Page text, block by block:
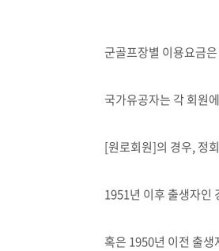
군골프장별 이용요금
국가유공자는 각 회원
[원로회원]의 경우, 정
1951년 이후 출생자인
혹은 1950년 이전 출생